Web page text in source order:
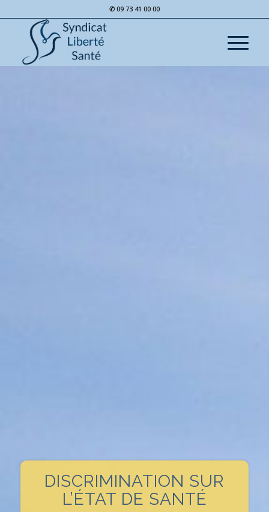
✆ 09 73 41 00 00
DISCRIMINATION SUR
L’ÉTAT DE SANTÉ